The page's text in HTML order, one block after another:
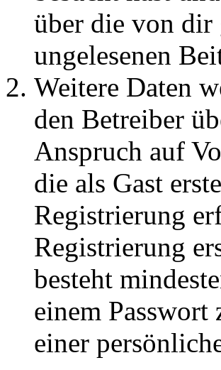
über die von dir
ungelesenen
Weitere Daten
den Betreiber
Anspruch auf
die als Gast
Registrierung
Registrierung
besteht
einem
einer